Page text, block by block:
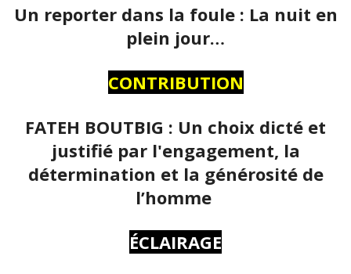
Un reporter dans la foule : La nuit en
plein jour…
CONTRIBUTION
FATEH BOUTBIG : Un choix dicté et
justifié par l'engagement, la
détermination et la générosité de
l’homme
ÉCLAIRAGE